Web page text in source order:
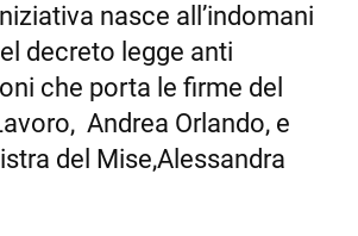
nasce all’indomani
decreto legge anti
che porta le firme del
Andrea Orlando, e
del Mise,Alessandra